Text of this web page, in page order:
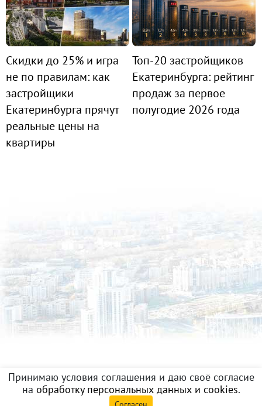
Скидки до 25% и игра
не по правилам: как
застройщики
Екатеринбурга прячут
реальные цены на
квартиры
Топ-20 застройщиков
Екатеринбурга: рейтинг
продаж за первое
полугодие 2026 года
Принимаю условия соглашения и даю своё согласие
на обработку персональных данных и cookies.